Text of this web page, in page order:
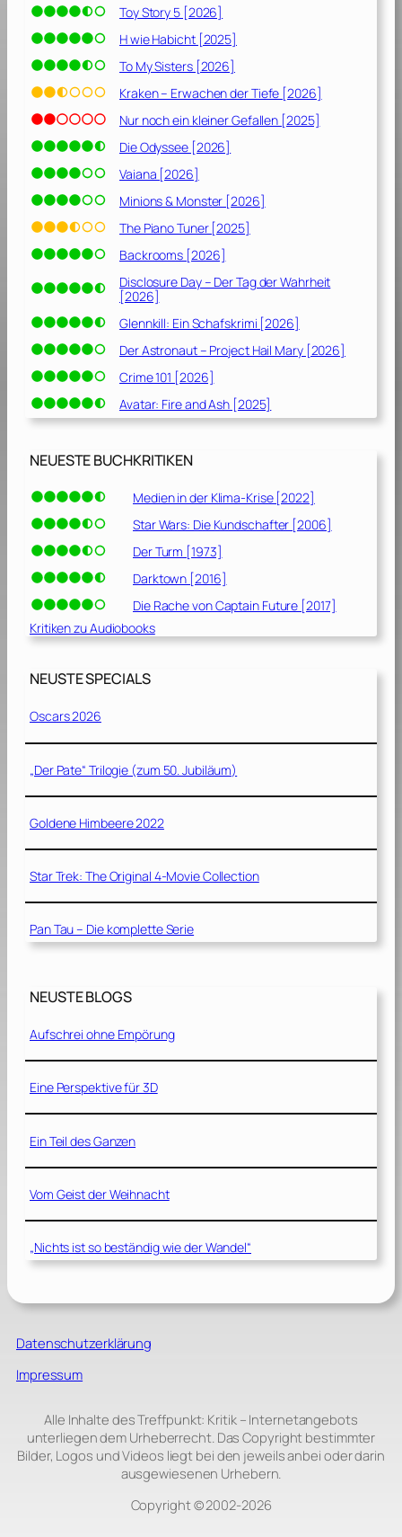
r
V
e
r
g
a
n
g
e
h
e
i
[
0
2
0
]
Toy Story 5 [2026]
H wie Habicht [2025]
To My Sisters [2026]
Kraken – Erwachen der Tiefe [2026]
Nur noch ein kleiner Gefallen [2025]
Die Odyssee [2026]
Vaiana [2026]
Minions & Monster [2026]
The Piano Tuner [2025]
Backrooms [2026]
Disclosure Day – Der Tag der Wahrheit
[2026]
Glennkill: Ein Schafskrimi [2026]
Der Astronaut – Project Hail Mary [2026]
Crime 101 [2026]
Avatar: Fire and Ash [2025]
NEUESTE BUCHKRITIKEN
Medien in der Klima-Krise [2022]
Star Wars: Die Kundschafter [2006]
Der Turm [1973]
Darktown [2016]
Die Rache von Captain Future [2017]
Kritiken zu Audiobooks
NEUSTE SPECIALS
Oscars 2026
„Der Pate“ Trilogie (zum 50. Jubiläum)
Goldene Himbeere 2022
Star Trek: The Original 4-Movie Collection
Pan Tau – Die komplette Serie
NEUSTE BLOGS
Aufschrei ohne Empörung
Eine Perspektive für 3D
Ein Teil des Ganzen
Vom Geist der Weihnacht
„Nichts ist so beständig wie der Wandel“
Datenschutzerklärung
Impressum
Alle Inhalte des Treffpunkt: Kritik – Internetangebots
unterliegen dem Urheberrecht. Das Copyright bestimmter
Bilder, Logos und Videos liegt bei den jeweils anbei oder darin
ausgewiesenen Urhebern.
Copyright © 2002‑2026